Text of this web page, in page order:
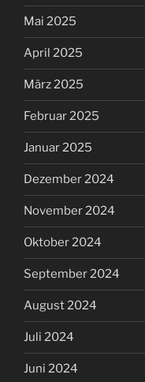
Mai 2025
April 2025
März 2025
Februar 2025
Januar 2025
Dezember 2024
November 2024
Oktober 2024
September 2024
August 2024
Juli 2024
Juni 2024